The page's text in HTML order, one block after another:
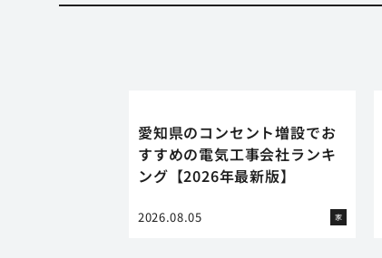
愛知県のコンセント増設でお
すすめの電気工事会社ランキ
ング【2026年最新版】
2026.08.05 家